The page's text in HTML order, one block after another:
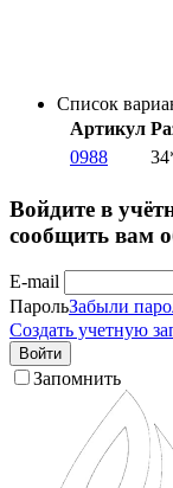
Список
Артикул
0988
Войдите в
сообщить вам
E-mail
ПарольЗабыли
Создать учетную
Войти
Запомнить